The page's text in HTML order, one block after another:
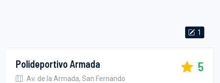
1
Polideportivo Armada
Av. de la Armada, San Fernando
5